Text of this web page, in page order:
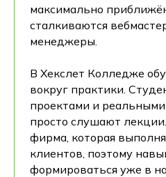
максимально
сталкиваются
менеджеры.
В Хекслет Колледже
вокруг практики.
проектами и
просто слушают
фирма, которая
клиентов, поэтому
формироваться уже в